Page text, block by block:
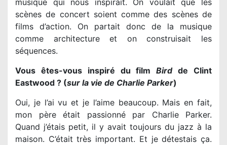
musique qui nous inspirait. On voulait que les
scènes de concert soient comme des scènes de
films d’action. On partait donc de la musique
comme architecture et on construisait les
séquences.
Vous êtes-vous inspiré du filmBirdde Clint
Eastwood ? (sur la vie de Charlie Parker)
Oui, je l’ai vu et je l’aime beaucoup. Mais en fait,
mon père était passionné par Charlie Parker.
Quand j’étais petit, il y avait toujours du jazz à la
maison. C’était très important. Et je détestais ça.